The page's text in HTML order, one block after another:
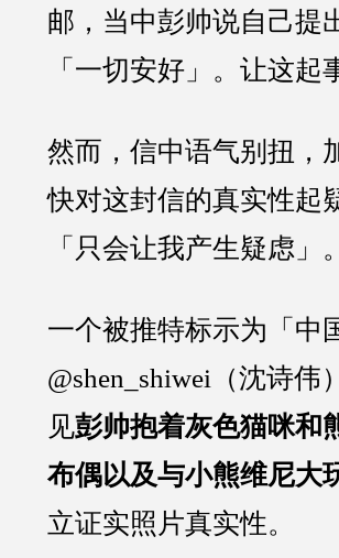
邮，当中彭帅说自己提
「一切安好」。让这
然而，信中语气别扭，
快对这封信的真实性起
「只会让我产生疑虑」。
一个被推特标示为「中
@shen_shiwei（沈诗
见彭帅抱着灰色猫咪和
布偶以及与小熊维尼大
立证实照片真实性。